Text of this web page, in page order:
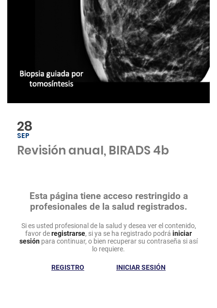
28
SEP
Revisión anual, BIRADS 4b
Esta página tiene acceso restringido a
profesionales de la salud registrados.
Si es usted profesional de la salud y desea ver el contenido,
favor deregistrarse, si ya se ha registrado podrá iniciar
sesión para continuar, o bien recuperar su contraseña si así
lo requiere.
REGISTRO INICIAR SESIÓN